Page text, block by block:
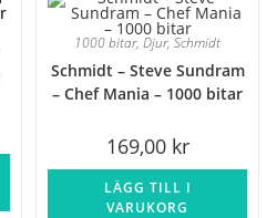
1000 bitar, Djur, Schmidt
Schmidt – Steve Sundram
– Chef Mania – 1000 bitar
169,00 kr
LÄGG TILL I
VARUKORG